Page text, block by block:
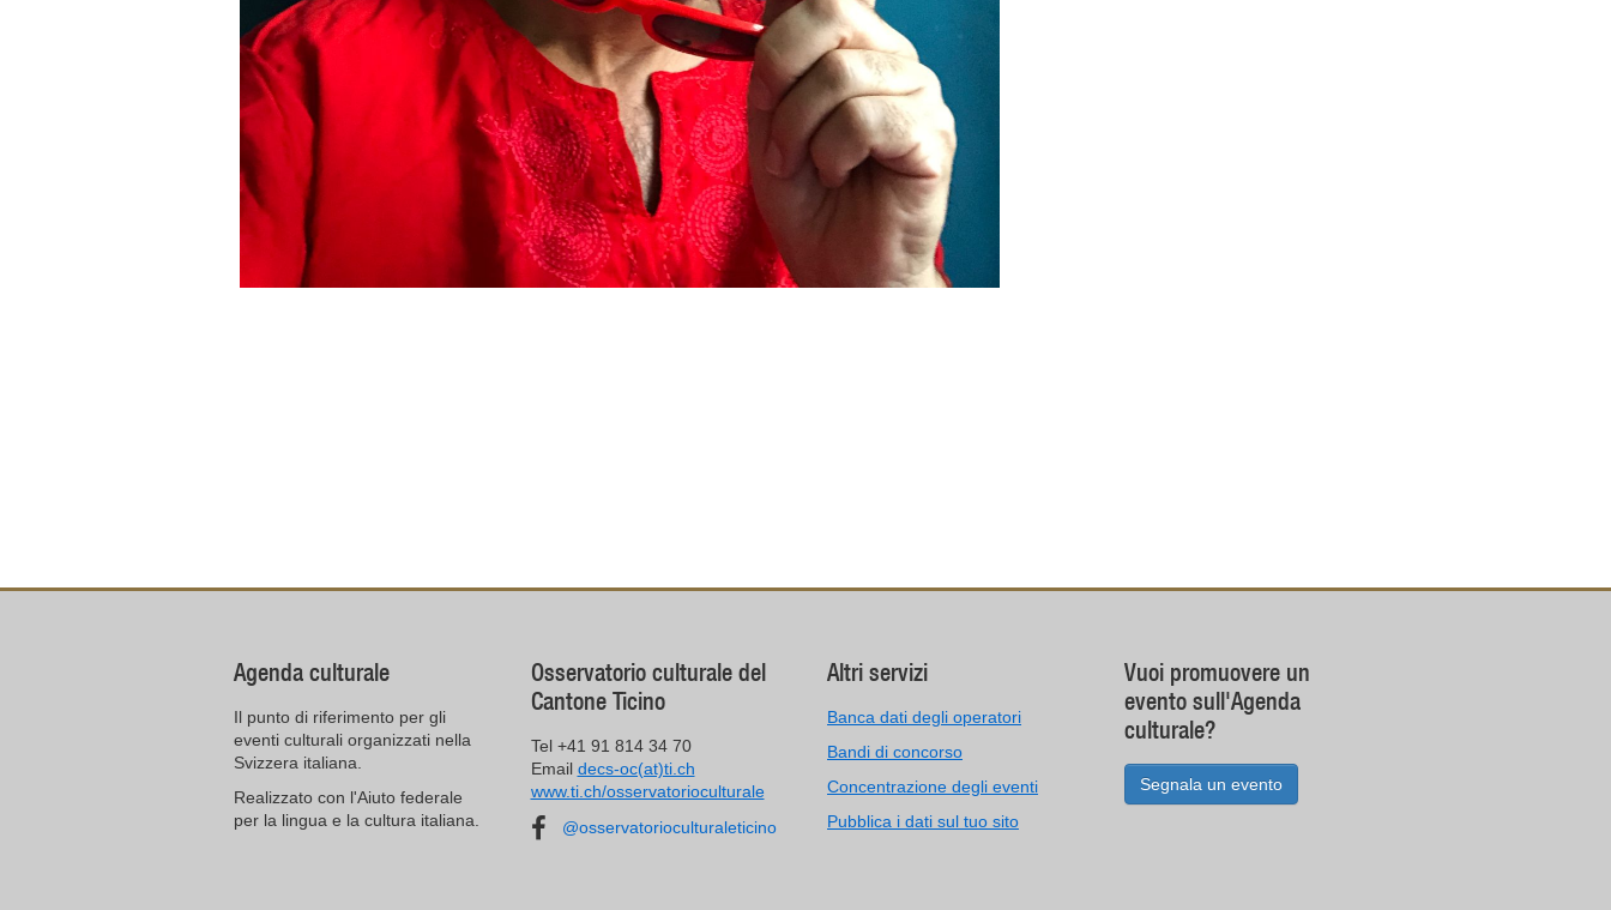
Agenda culturale
Il punto di riferimento per gli
eventi culturali organizzati nella
Svizzera italiana.
Realizzato con l'Aiuto federale
per la lingua e la cultura italiana.
Osservatorio culturale del
Cantone Ticino
Tel +41 91 814 34 70
Email decs-oc(at)ti.ch
www.ti.ch/osservatorioculturale
@osservatorioculturaleticino
Altri servizi
Banca dati degli operatori
Bandi di concorso
Concentrazione degli eventi
Pubblica i dati sul tuo sito
Vuoi promuovere un
evento sull'Agenda
culturale?
Segnala un evento